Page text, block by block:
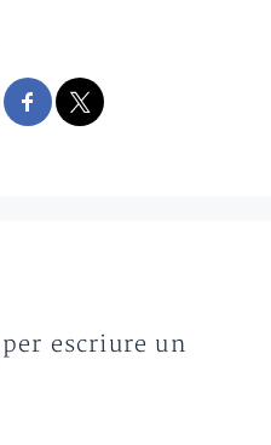
per escriure un